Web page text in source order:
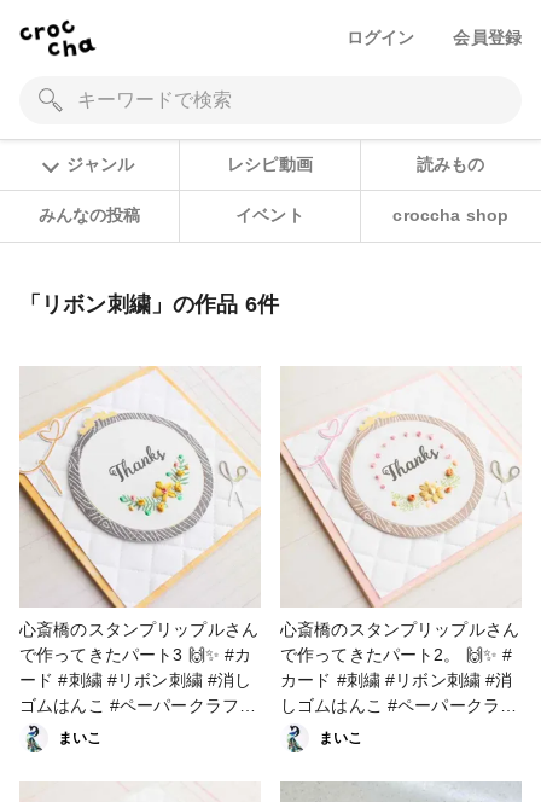
ログイン 会員登録
ジャンル レシピ動画 読みもの
みんなの投稿 イベント croccha shop
「リボン刺繍」の作品 6件
心斎橋のスタンプリップルさん
で作ってきたパート3 🙌✨ #カ
ード #刺繍 #リボン刺繍 #消し
ゴムはんこ #ペーパークラフト
#クリアスタンプ #リキッドパ
ール
まいこ
心斎橋のスタンプリップルさん
で作ってきたパート2。 🙌✨ #
カード #刺繍 #リボン刺繍 #消
しゴムはんこ #ペーパークラフ
ト #クリアスタンプ #リキッド
パール
まいこ